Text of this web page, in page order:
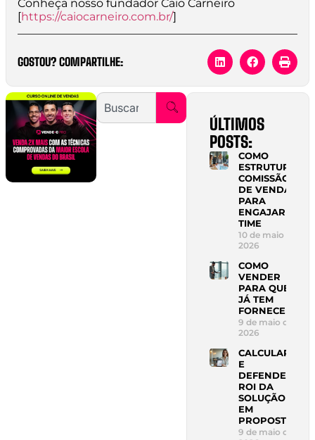
Conheça nosso fundador Caio Carneiro
[https://caiocarneiro.com.br/]
GOSTOU? COMPARTILHE:
ÚLTIMOS
POSTS:
COMO
ESTRUTURAR
COMISSÃO
DE VENDAS
PARA
ENGAJAR
TIME
10 de maio de
2026
COMO
VENDER
PARA QUEM
JÁ TEM
FORNECEDOR
9 de maio de
2026
CALCULAR
E
DEFENDER
ROI DA
SOLUÇÃO
EM
PROPOSTA
9 de maio de